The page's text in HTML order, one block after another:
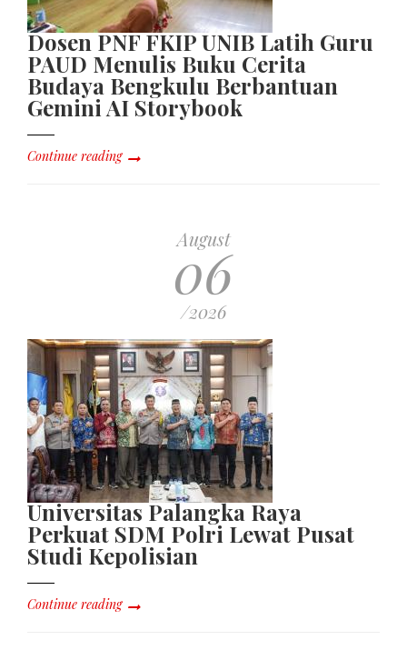
Dosen PNF FKIP UNIB Latih Guru
PAUD Menulis Buku Cerita
Budaya Bengkulu Berbantuan
Gemini AI Storybook
Continue reading
August
06
/2026
Universitas Palangka Raya
Perkuat SDM Polri Lewat Pusat
Studi Kepolisian
Continue reading